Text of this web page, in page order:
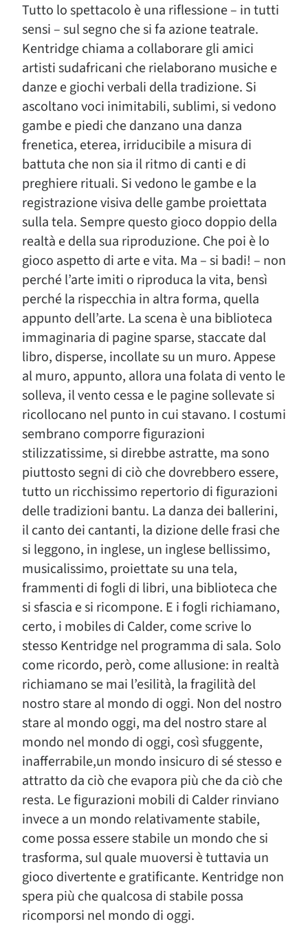
Tutto lo spettacolo è una riflessione – in tutti
sensi – sul segno che si fa azione teatrale.
Kentridge chiama a collaborare gli amici
artisti sudafricani che rielaborano musiche e
danze e giochi verbali della tradizione. Si
ascoltano voci inimitabili, sublimi, si vedono
gambe e piedi che danzano una danza
frenetica, eterea, irriducibile a misura di
battuta che non sia il ritmo di canti e di
preghiere rituali. Si vedono le gambe e la
registrazione visiva delle gambe proiettata
sulla tela. Sempre questo gioco doppio della
realtà e della sua riproduzione. Che poi è lo
gioco aspetto di arte e vita. Ma – si badi! – non
perché l’arte imiti o riproduca la vita, bensì
perché la rispecchia in altra forma, quella
appunto dell’arte. La scena è una biblioteca
immaginaria di pagine sparse, staccate dal
libro, disperse, incollate su un muro. Appese
al muro, appunto, allora una folata di vento le
solleva, il vento cessa e le pagine sollevate si
ricollocano nel punto in cui stavano. I costumi
sembrano comporre figurazioni
stilizzatissime, si direbbe astratte, ma sono
piuttosto segni di ciò che dovrebbero essere,
tutto un ricchissimo repertorio di figurazioni
delle tradizioni bantu. La danza dei ballerini,
il canto dei cantanti, la dizione delle frasi che
si leggono, in inglese, un inglese bellissimo,
musicalissimo, proiettate su una tela,
frammenti di fogli di libri, una biblioteca che
si sfascia e si ricompone. E i fogli richiamano,
certo, i mobiles di Calder, come scrive lo
stesso Kentridge nel programma di sala. Solo
come ricordo, però, come allusione: in realtà
richiamano se mai l’esilità, la fragilità del
nostro stare al mondo di oggi. Non del nostro
stare al mondo oggi, ma del nostro stare al
mondo nel mondo di oggi, così sfuggente,
inafferrabile,un mondo insicuro di sé stesso e
attratto da ciò che evapora più che da ciò che
resta. Le figurazioni mobili di Calder rinviano
invece a un mondo relativamente stabile,
come possa essere stabile un mondo che si
trasforma, sul quale muoversi è tuttavia un
gioco divertente e gratificante. Kentridge non
spera più che qualcosa di stabile possa
ricomporsi nel mondo di oggi.